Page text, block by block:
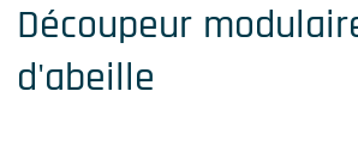
Découpeur
d'abeille